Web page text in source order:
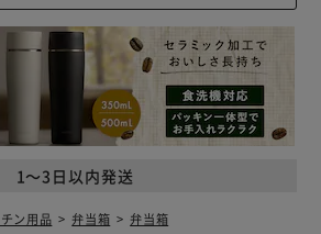
1～3日以内発送
ン用品 弁当箱 弁当箱